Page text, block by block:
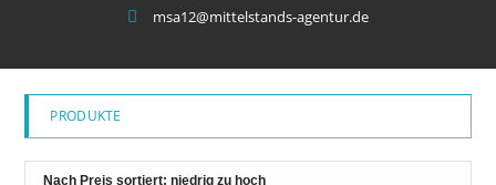
msa12@mittelstands-agentur.de
PRODUKTE